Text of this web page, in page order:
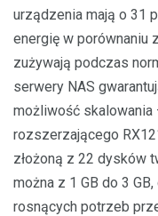
urządzenia mają o 31
energię w porównaniu
zużywają podczas
serwery NAS
możliwość skalowania
rozszerzającego
złożoną z 22 dysków
można z 1 GB do 3
rosnących potrzeb